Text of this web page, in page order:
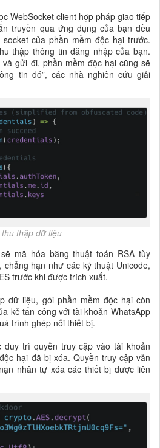
WebSocket client hợp pháp giao tiếp
truyền qua ứng dụng của bạn đều
của phần mềm độc hại trước.
thập thông tin đăng nhập của bạn.
gửi đi, phần mềm độc hại cũng sẽ
tin đó”, các nhà nghiên cứu giải
thập dữ liệu
mã hóa bằng thuật toán RSA tùy
hạn như các kỹ thuật Unicode,
trước khi được trích xuất.
dữ liệu, gói phần mềm độc hại còn
kẻ tấn công với tài khoản WhatsApp
trình ghép nối thiết bị.
trì quyền truy cập vào tài khoản
hại đã bị xóa. Quyền truy cập vẫn
nhân tự xóa các thiết bị được liên